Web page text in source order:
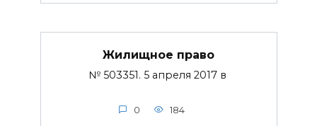
Жилищное право
№ 503351. 5 апреля 2017 в
0 184